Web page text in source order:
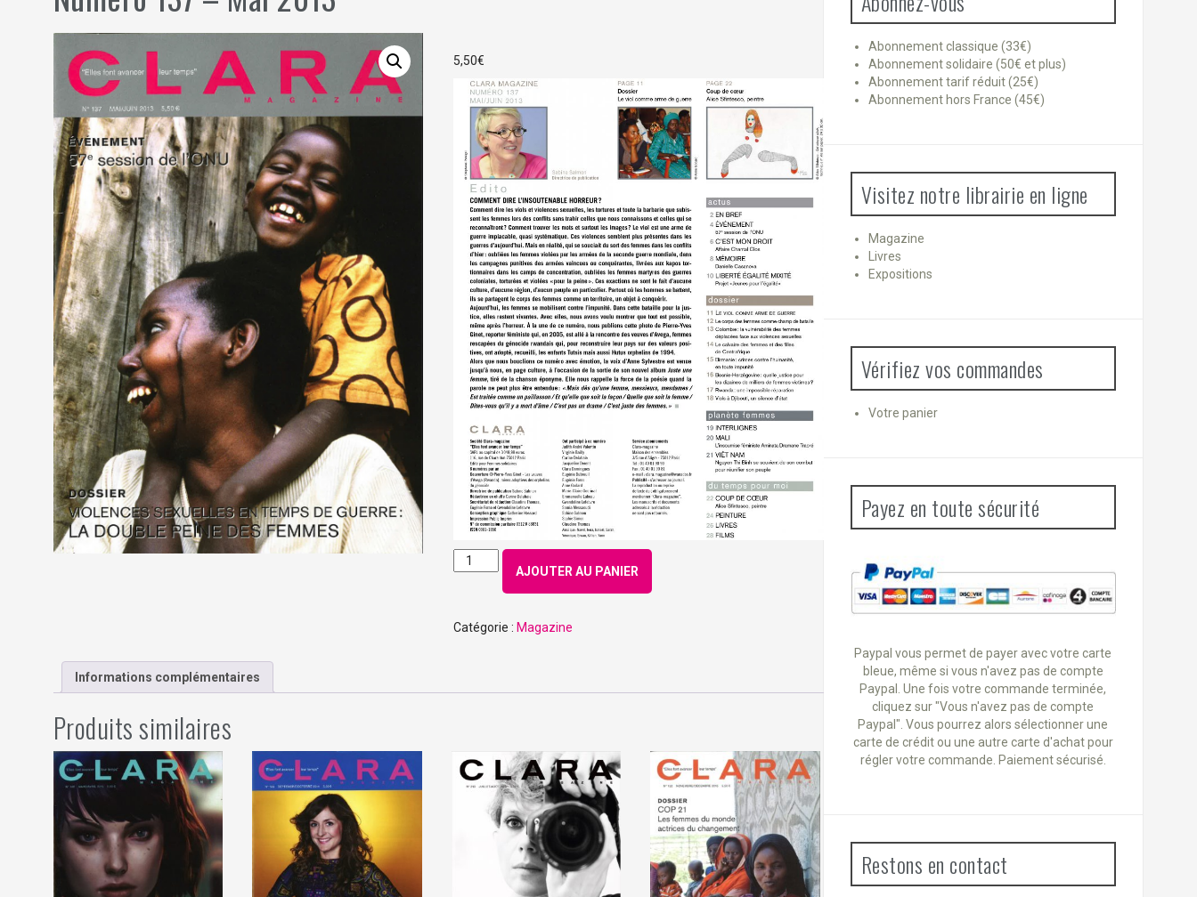
5,50€
quantité
de
–
AJOUTER AU PANIER
Catégorie : Magazine
Informations complémentaires
Produits similaires
Abonnement classique (33€)
Abonnement solidaire (50€ et plus)
Abonnement tarif réduit (25€)
Abonnement hors France (45€)
Visitez notre librairie en ligne
Magazine
Livres
Expositions
Vérifiez vos commandes
Votre panier
Payez en toute sécurité
Paypal vous permet de payer avec votre carte
bleue, même si vous n'avez pas de compte
Paypal. Une fois votre commande terminée,
cliquez sur "Vous n'avez pas de compte
Paypal". Vous pourrez alors sélectionner une
carte de crédit ou une autre carte d'achat pour
régler votre commande. Paiement sécurisé.
Restons en contact